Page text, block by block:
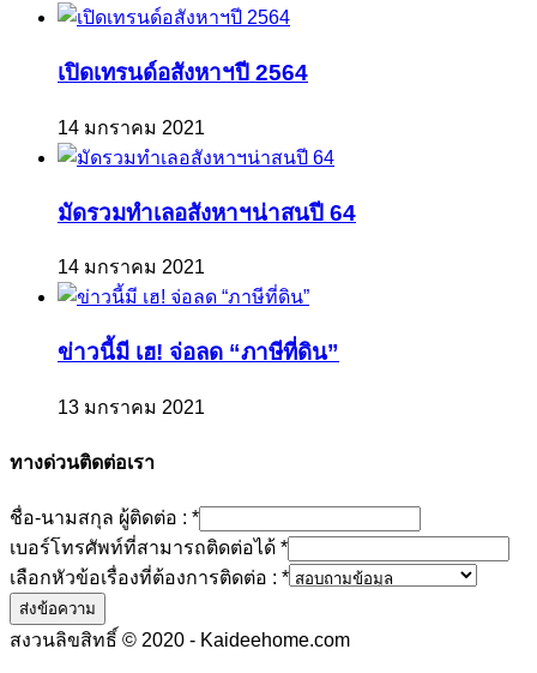
เปิดเทรนด์อสังหาฯปี 2564
14 มกราคม 2021
มัดรวมทำเลอสังหาฯน่าสนปี 64
14 มกราคม 2021
ข่าวนี้มี เฮ! จ่อลด “ภาษีที่ดิน”
13 มกราคม 2021
ทางด่วนติดต่อเรา
ชื่อ-นามสกุล ผู้ติดต่อ : *
เบอร์โทรศัพท์ที่สามารถติดต่อได้ *
เลือกหัวข้อเรื่องที่ต้องการติดต่อ : *
ส่งข้อความ
สงวนลิขสิทธิ์ © 2020 - Kaideehome.com